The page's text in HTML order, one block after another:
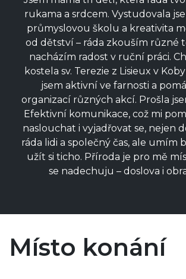
rukama a srdcem. Vystudovala
průmyslovou školu a kreativita
od dětství – ráda zkouším různé
nacházím radost v ruční práci.
kostela sv. Terezie z Lisieux v
jsem aktivní ve farnosti a
organizací různých akcí. Prošla
Efektivní komunikace, což mi
naslouchat i vyjadřovat se, nejen
ráda lidi a společný čas, ale umím
užít si ticho. Příroda je pro mě
se nadechuju – doslova i
Místo konání